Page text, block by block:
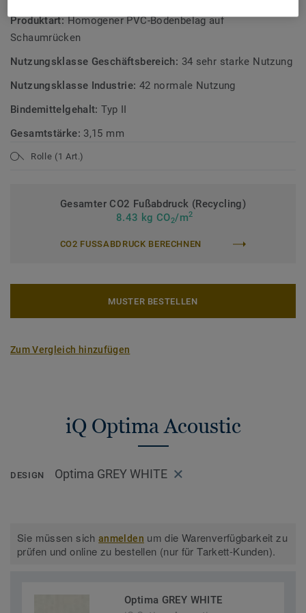
Produktart:Homogener PVC-Bodenbelag auf
Schaumrücken
Nutzungsklasse Geschäftsbereich: 34 sehr starke Nutzung
Nutzungsklasse Industrie: 42 normale Nutzung
Bindemittelgehalt:Typ II
Gesamtstärke: 3,15 mm
Rolle (1 Art.)
Gesamter CO2 Fußabdruck (Recycling)
8.43 kg CO2/m2
CO2 FUSSABDRUCK BERECHNEN
MUSTER BESTELLEN
Zum Vergleich hinzufügen
iQ Optima Acoustic
DESIGN Optima GREY WHITE
Sie müssen sichanmelden um die Warenverfügbarkeit zu
prüfen und online zu bestellen (nur für Tarkett-Kunden).
Optima GREY WHITE